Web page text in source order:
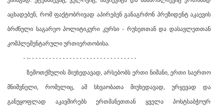
აცხადებენ, რომ ფაქტობრივად აპირებენ განაგრძონ პრეზიდენტ აკაევის
ბრძნული საგარეო პოლიტიკური კურსი - რუსეთთან და დასავლეთთან
კომპლემენტარული ურთიერთობისა.
- -- - - - - - - - - - - - - - - - - - - - - - - - - - - - - - - -
ზემოთქმულის მიუხედავად, არსებობს ერთი ნიშანი, ერთი საერთო
მნიშვნელი, რომელიც, ამ სხვაობათა მიუხედავად, ურყევად და
განუყოფლად აკავშირებს ერთმანეთთან ყველა პოსტსაბჭოურ